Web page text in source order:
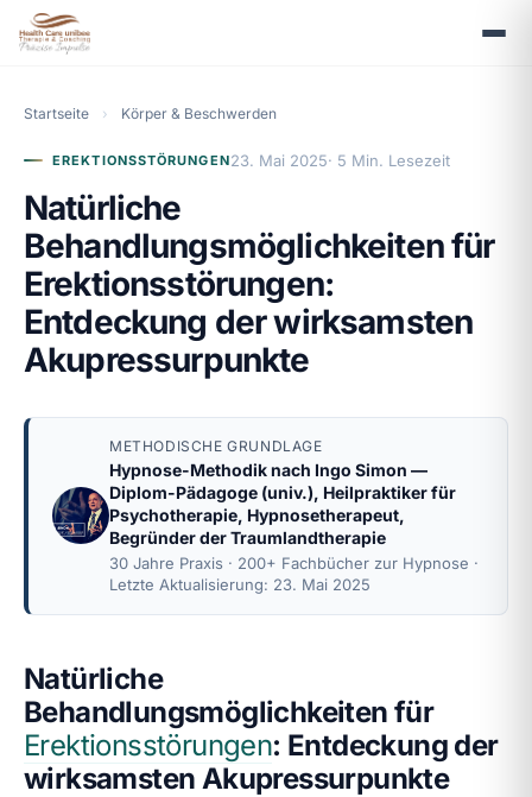
Startseite › Körper & Beschwerden
EREKTIONSSTÖRUNGEN23. Mai 2025· 5 Min. Lesezeit
Natürliche
Behandlungsmöglichkeiten für
Erektionsstörungen:
Entdeckung der wirksamsten
Akupressurpunkte
METHODISCHE GRUNDLAGE
Hypnose-Methodik nach Ingo Simon —
Diplom-Pädagoge (univ.), Heilpraktiker für
Psychotherapie, Hypnosetherapeut,
Begründer der Traumlandtherapie
30 Jahre Praxis · 200+ Fachbücher zur Hypnose ·
Letzte Aktualisierung: 23. Mai 2025
Natürliche
Behandlungsmöglichkeiten für
Erektionsstörungen: Entdeckung der
wirksamsten Akupressurpunkte